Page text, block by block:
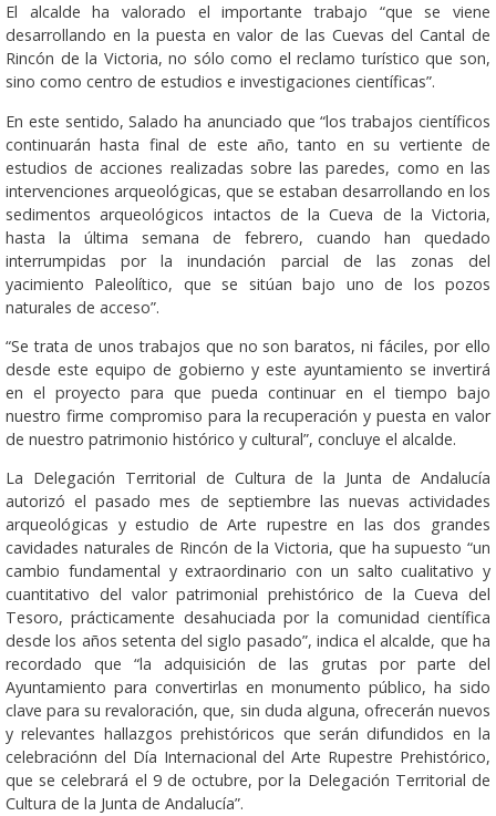
El alcalde ha valorado el importante trabajo “que se viene
desarrollando en la puesta en valor de las Cuevas del Cantal de
Rincón de la Victoria, no sólo como el reclamo turístico que son,
sino como centro de estudios e investigaciones científicas”.
En este sentido, Salado ha anunciado que “los trabajos científicos
continuarán hasta final de este año, tanto en su vertiente de
estudios de acciones realizadas sobre las paredes, como en las
intervenciones arqueológicas, que se estaban desarrollando en los
sedimentos arqueológicos intactos de la Cueva de la Victoria,
hasta la última semana de febrero, cuando han quedado
interrumpidas por la inundación parcial de las zonas del
yacimiento Paleolítico, que se sitúan bajo uno de los pozos
naturales de acceso”.
“Se trata de unos trabajos que no son baratos, ni fáciles, por ello
desde este equipo de gobierno y este ayuntamiento se invertirá
en el proyecto para que pueda continuar en el tiempo bajo
nuestro firme compromiso para la recuperación y puesta en valor
de nuestro patrimonio histórico y cultural”, concluye el alcalde.
La Delegación Territorial de Cultura de la Junta de Andalucía
autorizó el pasado mes de septiembre las nuevas actividades
arqueológicas y estudio de Arte rupestre en las dos grandes
cavidades naturales de Rincón de la Victoria, que ha supuesto “un
cambio fundamental y extraordinario con un salto cualitativo y
cuantitativo del valor patrimonial prehistórico de la Cueva del
Tesoro, prácticamente desahuciada por la comunidad científica
desde los años setenta del siglo pasado”, indica el alcalde, que ha
recordado que “la adquisición de las grutas por parte del
Ayuntamiento para convertirlas en monumento público, ha sido
clave para su revaloración, que, sin duda alguna, ofrecerán nuevos
y relevantes hallazgos prehistóricos que serán difundidos en la
celebraciónn del Día Internacional del Arte Rupestre Prehistórico,
que se celebrará el 9 de octubre, por la Delegación Territorial de
Cultura de la Junta de Andalucía”.